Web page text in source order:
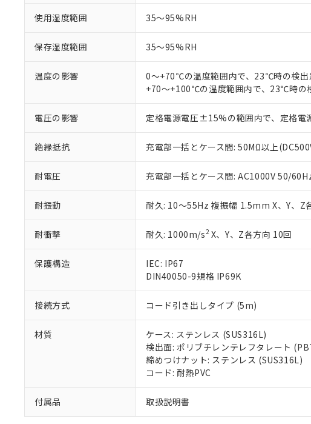
使用湿度範囲 35～95%RH
保存湿度範囲 35～95%RH
温度の影響
0～+70℃の温度範囲内で、23℃時の検
+70～+100℃の温度範囲内で、23℃時
電圧の影響 定格電源電圧±15%の範囲内で、定格
絶縁抵抗 充電部一括とケース間: 50MΩ以上
耐電圧 充電部一括とケース間: AC1000V 50/
耐振動 耐久: 10～55Hz 複振幅 1.5mm X、Y、Z
耐衝撃 耐久: 1000m/s2X、Y、Z各方向 10回
保護構造
IEC: IP67
DIN40050-9規格 IP69K
接続方式 コード引き出しタイプ (5m)
材質
ケース: ステンレス (SUS316L)
検出面: ポリブチレンテレフタレート
締めつけナット: ステンレス (SUS316L)
コード: 耐熱PVC
付属品 取扱説明書
当社販売員にご相談く
在庫状況および標準価
ている必要があります
お客様が当ウェブサイ
が、当社の製品・サー
※当社の共同利用者と
いる法人を指します。
※2 対応予定月
部品在庫の切り替え状況な
※3 非含有証明書ダウン
EU RoHS指令（10物質）の
51物質の非含有証明書（当
※本証明書は発行日時点で非
また、RoHS指令のフタル
既に当社にて対応品への在
り割愛しております。
※2 環境保護使用期限
「ｅ」：有害物質（10物質
「10」：通常の使用状況下
味します。
「－」：未確認です。当社
たしません。
△ 一定数には満たな
－
在庫なし(最新の在
空
白
受注生産機種、ま